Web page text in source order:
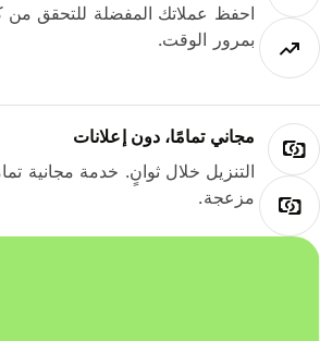
احفظ عملاتك المفضلة للتحقق من
بمرور الوقت.
مجاني تمامًا، دون إعلانات
التنزيل خلال ثوانٍ. خدمة مجانية
مزعجة.